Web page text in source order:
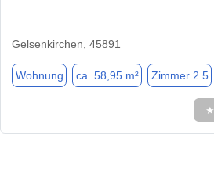
Gelsenkirchen, 45891
Wohnung ca. 58,95 m² Zimmer 2.5
★